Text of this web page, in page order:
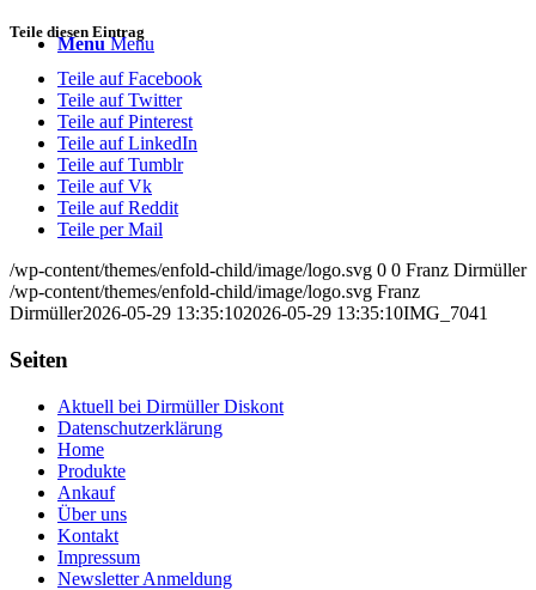
Menu Menu
Teile diesen Eintrag
Teile auf Facebook
Teile auf Twitter
Teile auf Pinterest
Teile auf LinkedIn
Teile auf Tumblr
Teile auf Vk
Teile auf Reddit
Teile per Mail
/wp-content/themes/enfold-child/image/logo.svg 0 0 Franz Dirmüller
/wp-content/themes/enfold-child/image/logo.svg Franz
Dirmüller2026-05-29 13:35:102026-05-29 13:35:10IMG_7041
Seiten
Aktuell bei Dirmüller Diskont
Datenschutzerklärung
Home
Produkte
Ankauf
Über uns
Kontakt
Impressum
Newsletter Anmeldung